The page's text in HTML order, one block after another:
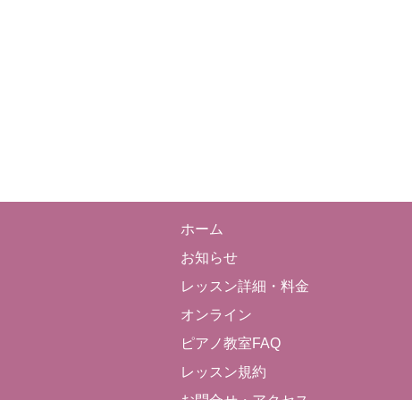
ホーム
お知らせ
レッスン詳細・料金
オンライン
ピアノ教室FAQ
レッスン規約